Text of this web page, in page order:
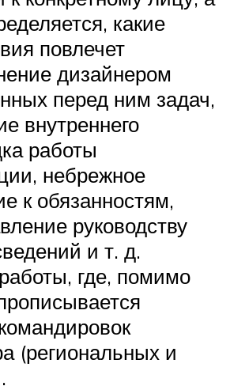
какие
повлечет
дизайнером
перед ним задач,
внутреннего
работы
небрежное
к обязанностям,
руководству
и т. д.
где, помимо
(региональных и